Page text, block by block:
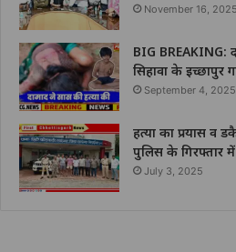
November 16, 2025
BIG BREAKING:
सिहावा के इच्छापुर
September 4, 2025
हत्या का प्रयास व
पुलिस के गिरफ्तार में
July 3, 2025